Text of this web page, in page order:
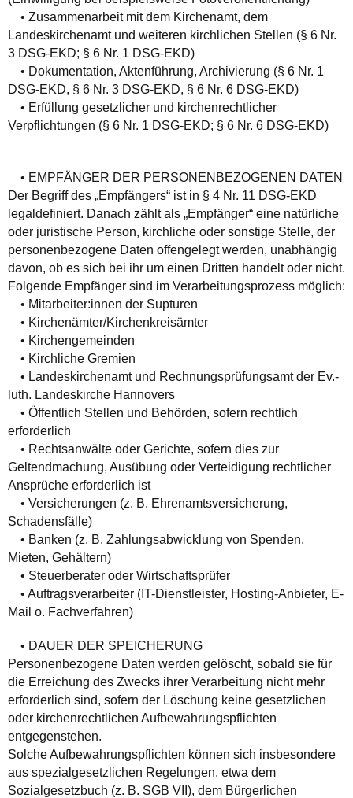
• Zusammenarbeit mit dem Kirchenamt, dem
Landeskirchenamt und weiteren kirchlichen Stellen (§ 6 Nr.
3 DSG-EKD; § 6 Nr. 1 DSG-EKD)
• Dokumentation, Aktenführung, Archivierung (§ 6 Nr. 1
DSG-EKD, § 6 Nr. 3 DSG-EKD, § 6 Nr. 6 DSG-EKD)
• Erfüllung gesetzlicher und kirchenrechtlicher
Verpflichtungen (§ 6 Nr. 1 DSG‑EKD; § 6 Nr. 6 DSG‑EKD)
• EMPFÄNGER DER PERSONENBEZOGENEN DATEN
Der Begriff des „Empfängers“ ist in § 4 Nr. 11 DSG-EKD
legaldefiniert. Danach zählt als „Empfänger“ eine natürliche
oder juristische Person, kirchliche oder sonstige Stelle, der
personenbezogene Daten offengelegt werden, unabhängig
davon, ob es sich bei ihr um einen Dritten handelt oder nicht.
Folgende Empfänger sind im Verarbeitungsprozess möglich:
• Mitarbeiter:innen der Supturen
• Kirchenämter/Kirchenkreisämter
• Kirchengemeinden
• Kirchliche Gremien
• Landeskirchenamt und Rechnungsprüfungsamt der Ev.-
luth. Landeskirche Hannovers
• Öffentlich Stellen und Behörden, sofern rechtlich
erforderlich
• Rechtsanwälte oder Gerichte, sofern dies zur
Geltendmachung, Ausübung oder Verteidigung rechtlicher
Ansprüche erforderlich ist
• Versicherungen (z. B. Ehrenamtsversicherung,
Schadensfälle)
• Banken (z. B. Zahlungsabwicklung von Spenden,
Mieten, Gehältern)
• Steuerberater oder Wirtschaftsprüfer
• Auftragsverarbeiter (IT-Dienstleister, Hosting-Anbieter, E-
Mail o. Fachverfahren)
• DAUER DER SPEICHERUNG
Personenbezogene Daten werden gelöscht, sobald sie für
die Erreichung des Zwecks ihrer Verarbeitung nicht mehr
erforderlich sind, sofern der Löschung keine gesetzlichen
oder kirchenrechtlichen Aufbewahrungspflichten
entgegenstehen.
Solche Aufbewahrungspflichten können sich insbesondere
aus spezialgesetzlichen Regelungen, etwa dem
Sozialgesetzbuch (z. B. SGB VII), dem Bürgerlichen